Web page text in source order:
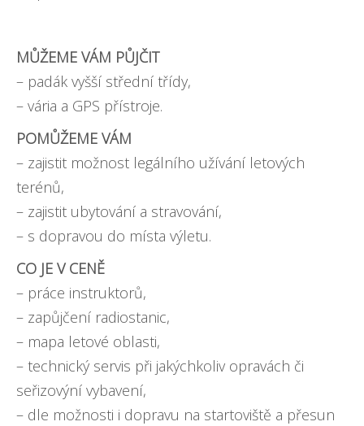
MŮŽEME VÁM PŮJČIT
– padák vyšší střední třídy,
– vária a GPS přístroje.
POMŮŽEME VÁM
– zajistit možnost legálního užívání letových
terénů,
– zajistit ubytování a stravování,
– s dopravou do místa výletu.
CO JE V CENĚ
– práce instruktorů,
– zapůjčení radiostanic,
– mapa letové oblasti,
– technický servis při jakýchkoliv opravách či
seřizovýní vybavení,
– dle možnosti i dopravu na startoviště a přesun